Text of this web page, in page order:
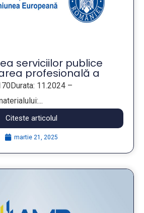
serviciilor publice
profesională a
companiile publice
11.2024 –
Citeste articolul
martie 21, 2025